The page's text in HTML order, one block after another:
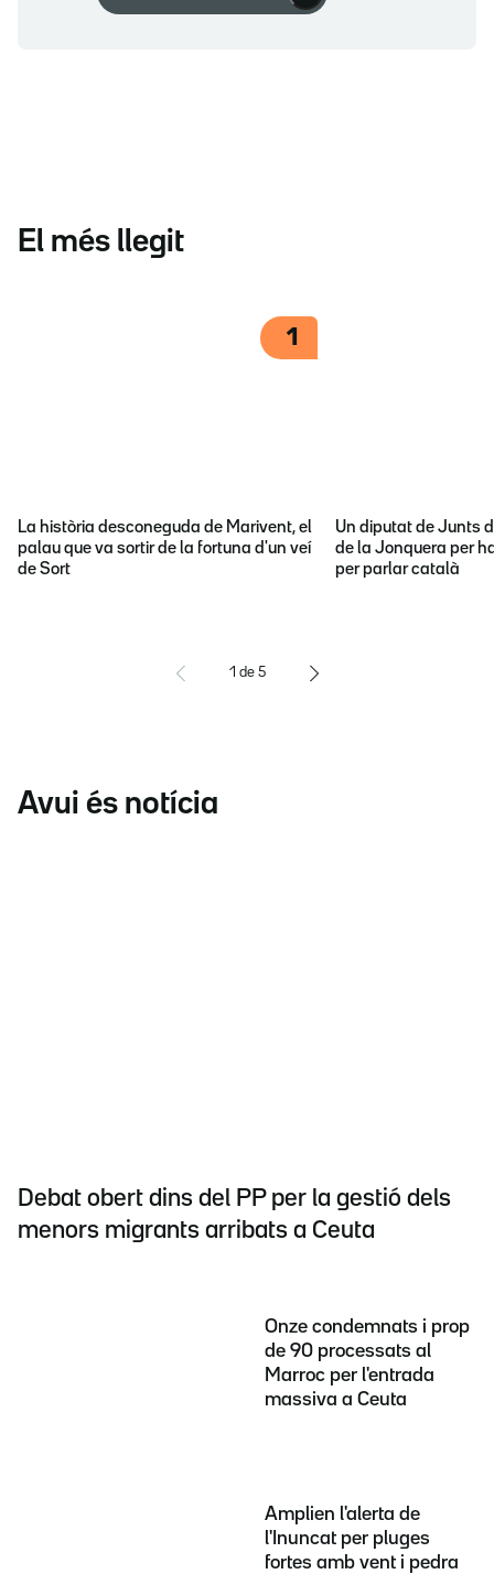
El més llegit
1
La història desconeguda de Marivent, el
palau que va sortir de la fortuna d'un veí
de Sort
Un diputat de Junts
de la Jonquera per
per parlar català
1 de 5
Avui és notícia
Debat obert dins del PP per la gestió dels
menors migrants arribats a Ceuta
Onze condemnats i prop
de 90 processats al
Marroc per l'entrada
massiva a Ceuta
Amplien l'alerta de
l'Inuncat per pluges
fortes amb vent i pedra